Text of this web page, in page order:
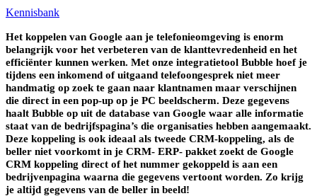
Kennisbank
Het koppelen van Google aan je telefonieomgeving is enorm
belangrijk voor het verbeteren van de klanttevredenheid en het
efficiënter kunnen werken. Met onze integratietool Bubble hoef je
tijdens een inkomend of uitgaand telefoongesprek niet meer
handmatig op zoek te gaan naar klantnamen maar verschijnen
die direct in een pop-up op je PC beeldscherm. Deze gegevens
haalt Bubble op uit de database van Google waar alle informatie
staat van de bedrijfspagina’s die organisaties hebben aangemaakt.
Deze koppeling is ook ideaal als tweede CRM-koppeling, als de
beller niet voorkomt in je CRM- ERP- pakket zoekt de Google
CRM koppeling direct of het nummer gekoppeld is aan een
bedrijvenpagina waarna die gegevens vertoont worden. Zo krijg
je altijd gegevens van de beller in beeld!